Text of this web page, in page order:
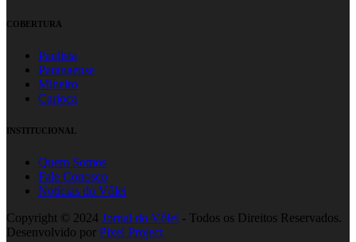
COBERTURA
Paulista
Paranaense
Mineiro
Carioca
INSTITUCIONAL
Quem Somos
Fale Conosco
Notícias do Vôlei
Copyright © 2024 Jornal do Vôlei - Todos os Direitos Reservados.
Desenvolvido por Pixel Project